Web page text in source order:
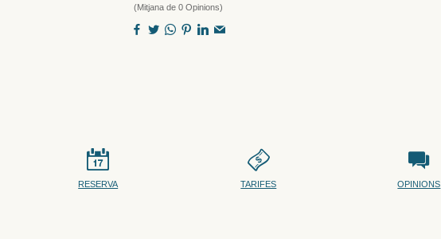
(Mitjana de 0 Opinions)
RESERVA TARIFES OPINIONS